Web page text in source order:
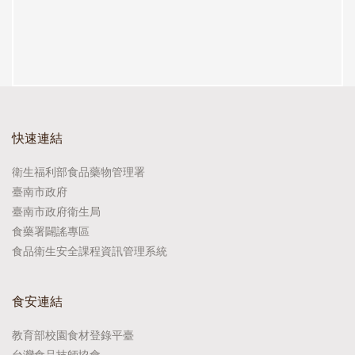
快速連結
衛生福利部食品藥物管理署
臺南市政府
臺南市政府衛生局
食藥署闢謠專區
食品衛生安全課程資訊管理系統
食安連結
教育部校園食材登錄平臺